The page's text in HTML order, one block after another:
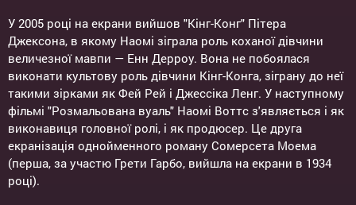
У 2005 році на екрани вийшов "Кінг-Конг" Пітера
Джексона, в якому Наомі зіграла роль коханої дівчини
величезної мавпи — Енн Дерроу. Вона не побоялася
виконати культову роль дівчини Кінг-Конга, зіграну до неї
такими зірками як Фей Рей і Джессіка Ленг. У наступному
фільмі "Розмальована вуаль" Наомі Воттс з'являється і як
виконавиця головної ролі, і як продюсер. Це друга
екранізація однойменного роману Сомерсета Моема
(перша, за участю Грети Гарбо, вийшла на екрани в 1934
році).